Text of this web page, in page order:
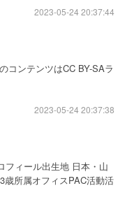
2023-05-24 20:37:44
コンテンツはCC BY-SAラ
2023-05-24 20:37:38
フィール出生地 日本・山
歳所属オフィスPAC活動活